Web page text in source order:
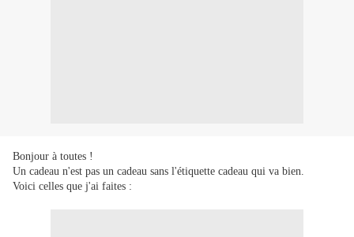
Bonjour à toutes !
Un cadeau n'est pas un cadeau sans l'étiquette cadeau qui va bien.
Voici celles que j'ai faites :